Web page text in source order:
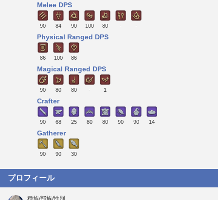
Melee DPS
90 84 90 100 80 - -
Physical Ranged DPS
86 100 86
Magical Ranged DPS
90 80 80 - 1
Crafter
90 68 25 80 80 90 90 14
Gatherer
90 90 30
プロフィール
種族/部族/性別